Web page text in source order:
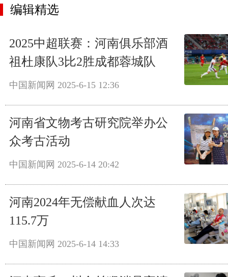
编辑精选
2025中超联赛：河南俱乐部酒
祖杜康队3比2胜成都蓉城队
中国新闻网 2025-6-15 12:36
河南省文物考古研究院举办公
众考古活动
中国新闻网 2025-6-14 20:42
河南2024年无偿献血人次达
115.7万
中国新闻网 2025-6-14 14:33